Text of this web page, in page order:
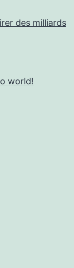
des milliards
world!